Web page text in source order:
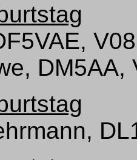
V08
DM5AA,